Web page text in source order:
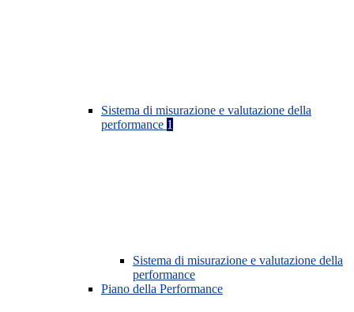
Sistema di misurazione e valutazione della
performance 1
Sistema di misurazione e valutazione della
performance
Piano della Performance